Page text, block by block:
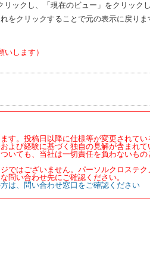
ックし、「現在のビュー」をクリックし
をクリックすることで元の表示に戻りま
します）
。投稿日以降に仕様等が変更されてい
び経験に基づく独自の見解が含まれて
いても、当社は一切責任を負わないも
ではございません。パーソルクロステ
問い合わせ先にご確認ください。
は、問い合わせ窓口をご確認ください